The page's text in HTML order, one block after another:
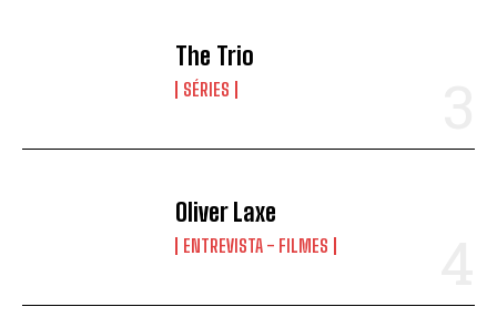
The Trio
SÉRIES
Oliver Laxe
ENTREVISTA - FILMES